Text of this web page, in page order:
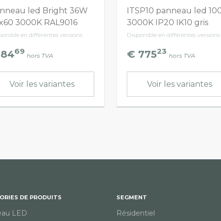
led Bright 36W
3000K RAL9016
en différentes versions
69 hors TVA
Voir les variantes
ITSP10 panneau led
3000K IP20 IK10 gris
Disponible en différentes versions
€ 77523 hors TVA
Voir les variantes
DE PRODUITS
LED
SEGMENT
Résidentiel